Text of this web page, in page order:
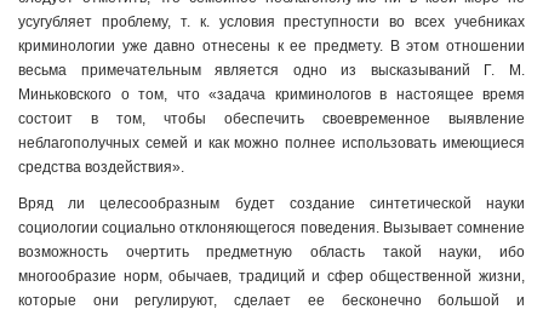
усугубляет проблему, т. к. условия преступности во всех учебниках
криминологии уже давно отнесены к ее предмету. В этом отношении
весьма примечательным является одно из высказываний Г. М.
Миньковского о том, что «задача криминологов в настоящее время
состоит в том, чтобы обеспечить своевременное выявление
неблагополучных семей и как можно полнее использовать имеющиеся
средства воздействия».
Вряд ли целесообразным будет создание синтетической науки
социологии социально отклоняющегося поведения. Вызывает сомнение
возможность очертить предметную область такой науки, ибо
многообразие норм, обычаев, традиций и сфер общественной жизни,
которые они регулируют, сделает ее бесконечно большой и